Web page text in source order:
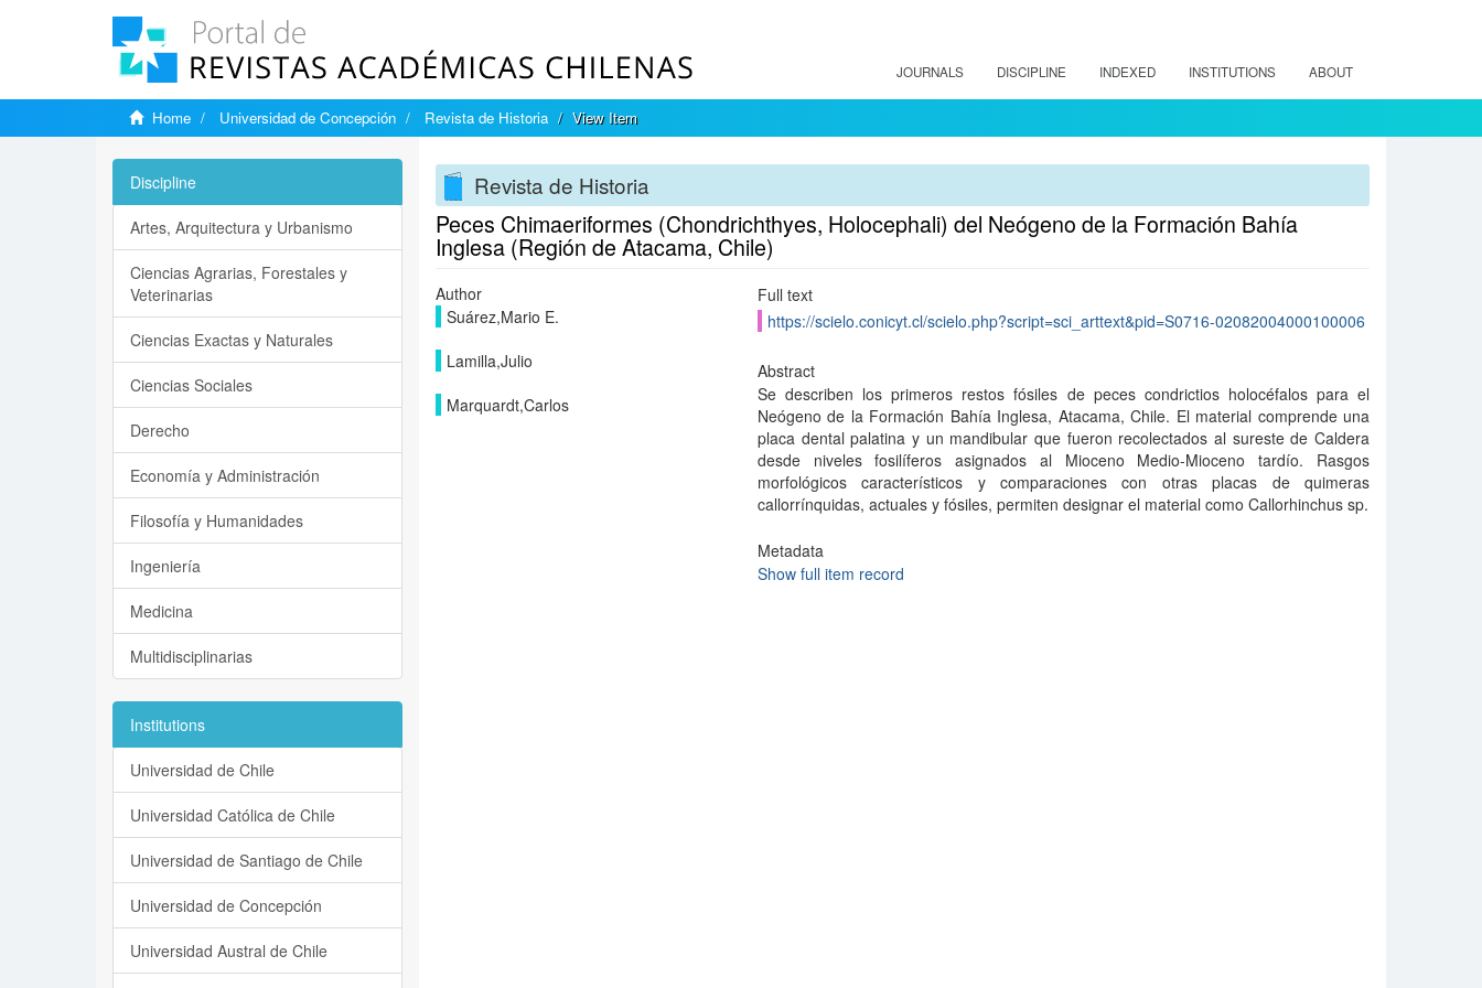
JOURNALS DISCIPLINE INDEXED INSTITUTIONS ABOUT
Home Universidad de Concepción Revista de Historia View Item
Revista de Historia
Peces Chimaeriformes (Chondrichthyes, Holocephali) del Neógeno de la Formación Bahía
Inglesa (Región de Atacama, Chile)
Author
Suárez,Mario E.
Lamilla,Julio
Marquardt,Carlos
Full text
https://scielo.conicyt.cl/scielo.php?script=sci_arttext&pid=S0716-02082004000100006
Abstract
Se describen los primeros restos fósiles de peces condrictios holocéfalos para el
Neógeno de la Formación Bahía Inglesa, Atacama, Chile. El material comprende una
placa dental palatina y un mandibular que fueron recolectados al sureste de Caldera
desde niveles fosilíferos asignados al Mioceno Medio-Mioceno tardío. Rasgos
morfológicos característicos y comparaciones con otras placas de quimeras
callorrínquidas, actuales y fósiles, permiten designar el material como Callorhinchus sp.
Metadata
Show full item record
Discipline
Artes, Arquitectura y Urbanismo
Ciencias Agrarias, Forestales y
Veterinarias
Ciencias Exactas y Naturales
Ciencias Sociales
Derecho
Economía y Administración
Filosofía y Humanidades
Ingeniería
Medicina
Multidisciplinarias
Institutions
Universidad de Chile
Universidad Católica de Chile
Universidad de Santiago de Chile
Universidad de Concepción
Universidad Austral de Chile